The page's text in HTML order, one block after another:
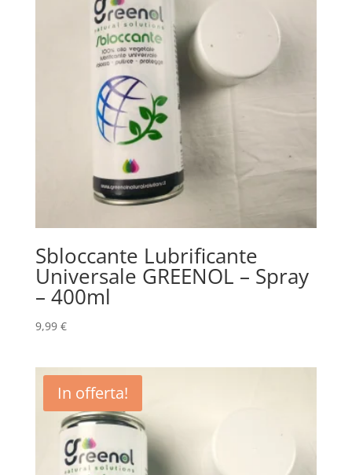
Sbloccante Lubrificante
Universale GREENOL – Spray
– 400ml
9,99 €
In offerta!